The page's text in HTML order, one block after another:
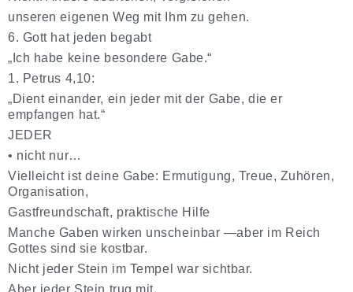
unseren eigenen Weg mit Ihm zu gehen.
6. Gott hat jeden begabt
„Ich habe keine besondere Gabe.“
1. Petrus 4,10:
„Dient einander, ein jeder mit der Gabe, die er
empfangen hat.“
JEDER
• nicht nur…
Vielleicht ist deine Gabe: Ermutigung, Treue, Zuhören,
Organisation,
Gastfreundschaft, praktische Hilfe
Manche Gaben wirken unscheinbar —aber im Reich
Gottes sind sie kostbar.
Nicht jeder Stein im Tempel war sichtbar.
Aber jeder Stein trug mit.